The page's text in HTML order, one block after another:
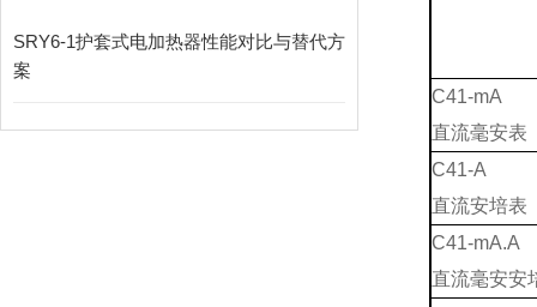
SRY6-1护套式电加热器性能对比与替代方
案
C41-mA
直流毫安表
C41-A
直流安培表
C41-mA.A
直流毫安安